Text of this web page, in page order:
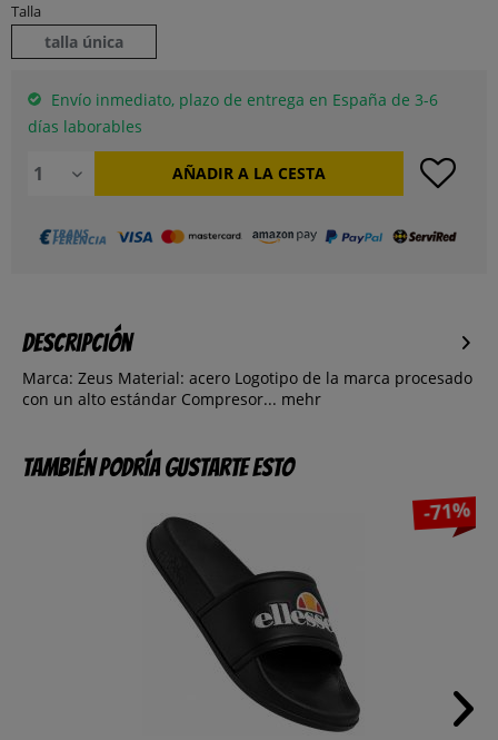
Talla
talla única
Envío inmediato, plazo de entrega en España de 3-6
días laborables
AÑADIR A LA CESTA
Descripción
Marca: Zeus Material: acero Logotipo de la marca procesado
con un alto estándar Compresor... mehr
También podría gustarte esto
-71%